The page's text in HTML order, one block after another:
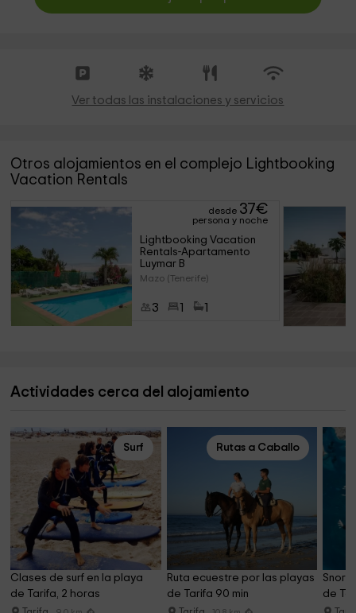
Ver todas las instalaciones y servicios
Otros alojamientos en el complejo Lightbooking
Vacation Rentals
desde 37€
persona y noche
Lightbooking Vacation
Rentals-Apartamento
Luymar B
Mazo (Tenerife)
3
Actividades cerca del alojamiento
Surf
Clases de surf en la playa
de Tarifa, 2 horas
Rutas a Caballo
Ruta ecuestre por las playas
de Tarifa 90 min
de